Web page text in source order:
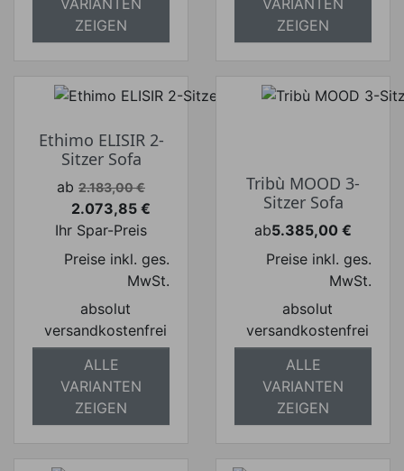
VARIANTEN
ZEIGEN
VARIANTEN
ZEIGEN
Ethimo ELISIR 2-
Sitzer Sofa
Verkaufspreis
ab 2.183,00 €
Preis
2.073,85 €
Ihr Spar-Preis
Preise inkl. ges.
MwSt.
absolut
versandkostenfrei
ALLE
VARIANTEN
ZEIGEN
Tribù MOOD 3-
Sitzer Sofa
ab
Preis
5.385,00 €
Preise inkl. ges.
MwSt.
absolut
versandkostenfrei
ALLE
VARIANTEN
ZEIGEN